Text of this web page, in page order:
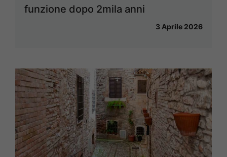
funzione dopo 2mila anni
3 Aprile 2026